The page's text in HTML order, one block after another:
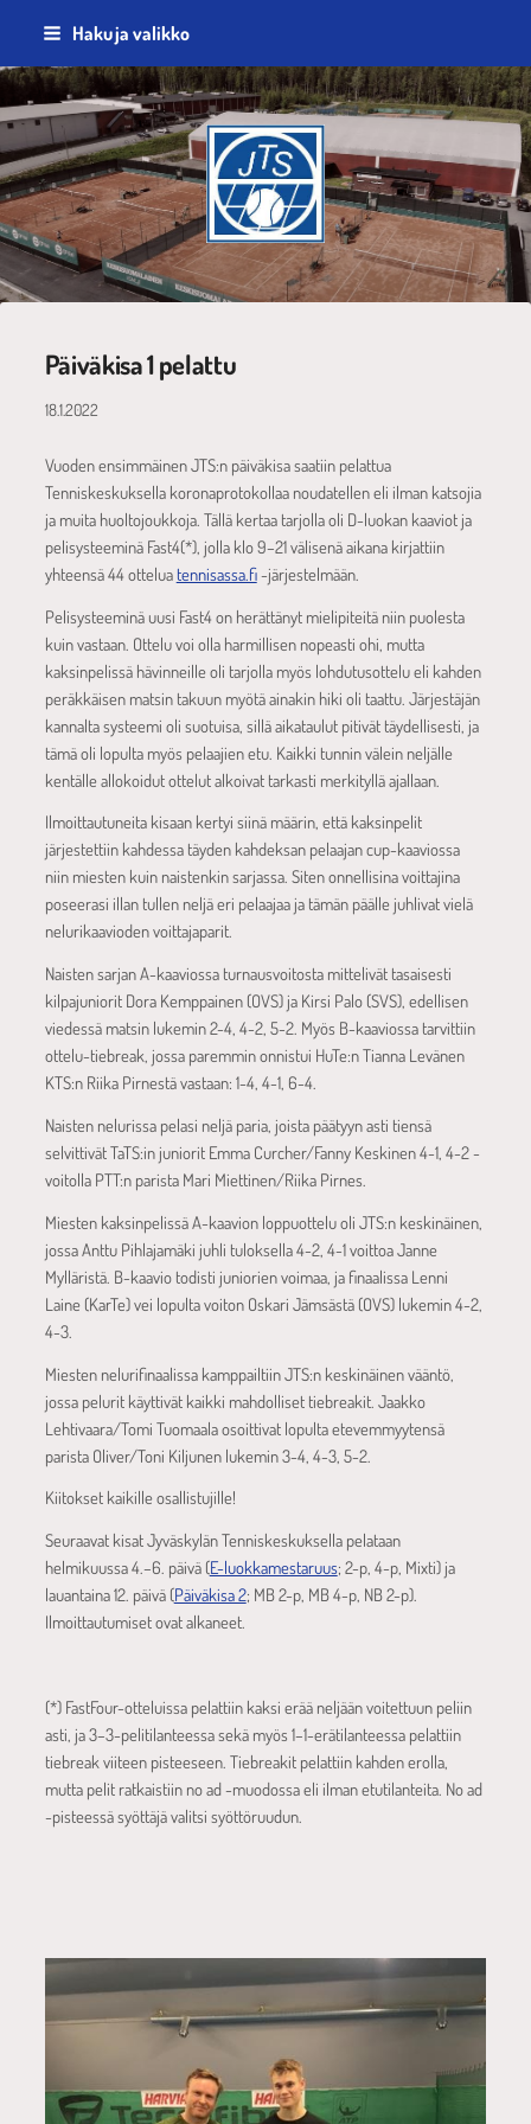
Siirry
sisältöön
Haku ja valikko
Jyväskylän Tennisseura ry
Päiväkisa 1 pelattu
18.1.2022
Vuoden ensimmäinen JTS:n päiväkisa saatiin pelattua
Tenniskeskuksella koronaprotokollaa noudatellen eli ilman katsojia
ja muita huoltojoukkoja. Tällä kertaa tarjolla oli D-luokan kaaviot ja
pelisysteeminä Fast4(*), jolla klo 9–21 välisenä aikana kirjattiin
yhteensä 44 otteluatennisassa.fi-järjestelmään.
Pelisysteeminä uusi Fast4 on herättänyt mielipiteitä niin puolesta
kuin vastaan. Ottelu voi olla harmillisen nopeasti ohi, mutta
kaksinpelissä hävinneille oli tarjolla myös lohdutusottelu eli kahden
peräkkäisen matsin takuun myötä ainakin hiki oli taattu. Järjestäjän
kannalta systeemi oli suotuisa, sillä aikataulut pitivät täydellisesti, ja
tämä oli lopulta myös pelaajien etu. Kaikki tunnin välein neljälle
kentälle allokoidut ottelut alkoivat tarkasti merkityllä ajallaan.
Ilmoittautuneita kisaan kertyi siinä määrin, että kaksinpelit
järjestettiin kahdessa täyden kahdeksan pelaajan cup-kaaviossa
niin miesten kuin naistenkin sarjassa. Siten onnellisina voittajina
poseerasi illan tullen neljä eri pelaajaa ja tämän päälle juhlivat vielä
nelurikaavioden voittajaparit.
Naisten sarjan A-kaaviossa turnausvoitosta mittelivät tasaisesti
kilpajuniorit Dora Kemppainen (OVS) ja Kirsi Palo (SVS), edellisen
viedessä matsin lukemin 2-4, 4-2, 5-2. Myös B-kaaviossa tarvittiin
ottelu-tiebreak, jossa paremmin onnistui HuTe:n Tianna Levänen
KTS:n Riika Pirnestä vastaan: 1-4, 4-1, 6-4.
Naisten nelurissa pelasi neljä paria, joista päätyyn asti tiensä
selvittivät TaTS:in juniorit Emma Curcher/Fanny Keskinen 4-1, 4-2 -
voitolla PTT:n parista Mari Miettinen/Riika Pirnes.
Miesten kaksinpelissä A-kaavion loppuottelu oli JTS:n keskinäinen,
jossa Anttu Pihlajamäki juhli tuloksella 4-2, 4-1 voittoa Janne
Mylläristä. B-kaavio todisti juniorien voimaa, ja finaalissa Lenni
Laine (KarTe) vei lopulta voiton Oskari Jämsästä (OVS) lukemin 4-2,
4-3.
Miesten nelurifinaalissa kamppailtiin JTS:n keskinäinen vääntö,
jossa pelurit käyttivät kaikki mahdolliset tiebreakit. Jaakko
Lehtivaara/Tomi Tuomaala osoittivat lopulta etevemmyytensä
parista Oliver/Toni Kiljunen lukemin 3-4, 4-3, 5-2.
Kiitokset kaikille osallistujille!
Seuraavat kisat Jyväskylän Tenniskeskuksella pelataan
helmikuussa 4.–6. päivä (E-luokkamestaruus; 2-p, 4-p, Mixti) ja
lauantaina 12. päivä (Päiväkisa 2; MB 2-p, MB 4-p, NB 2-p).
Ilmoittautumiset ovat alkaneet.
(*) FastFour-otteluissa pelattiin kaksi erää neljään voitettuun peliin
asti, ja 3–3-pelitilanteessa sekä myös 1–1-erätilanteessa pelattiin
tiebreak viiteen pisteeseen. Tiebreakit pelattiin kahden erolla,
mutta pelit ratkaistiin no ad -muodossa eli ilman etutilanteita. No ad
-pisteessä syöttäjä valitsi syöttöruudun.